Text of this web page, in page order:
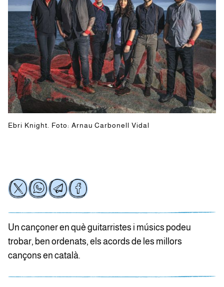
Ebri Knight. Foto: Arnau Carbonell Vidal
Un cançoner en què guitarristes i músics podeu
trobar, ben ordenats, els acords de les millors
cançons en català.